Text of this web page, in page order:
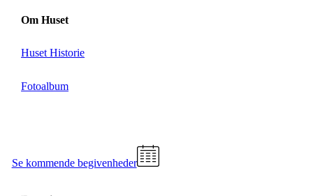
Om Huset
Huset Historie
Fotoalbum
Se kommende begivenheder